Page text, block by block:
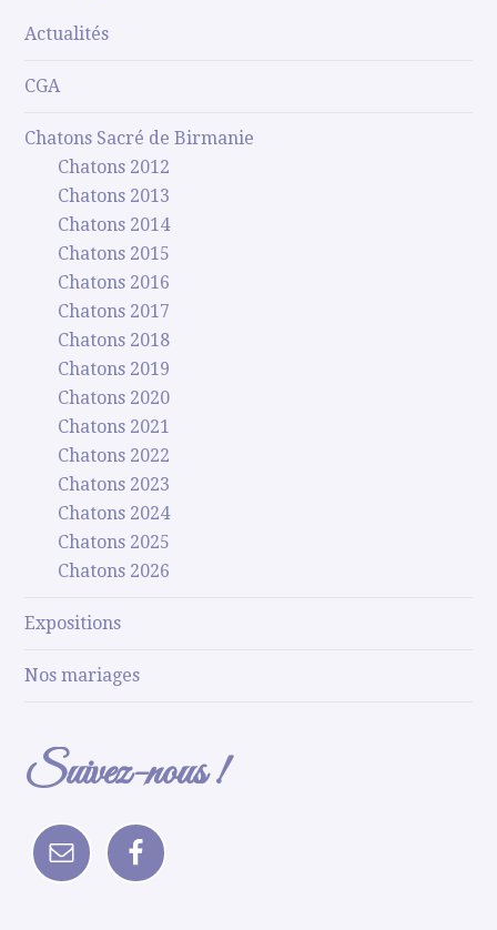
Actualités
CGA
Chatons Sacré de Birmanie
Chatons 2012
Chatons 2013
Chatons 2014
Chatons 2015
Chatons 2016
Chatons 2017
Chatons 2018
Chatons 2019
Chatons 2020
Chatons 2021
Chatons 2022
Chatons 2023
Chatons 2024
Chatons 2025
Chatons 2026
Expositions
Nos mariages
Suivez-nous !